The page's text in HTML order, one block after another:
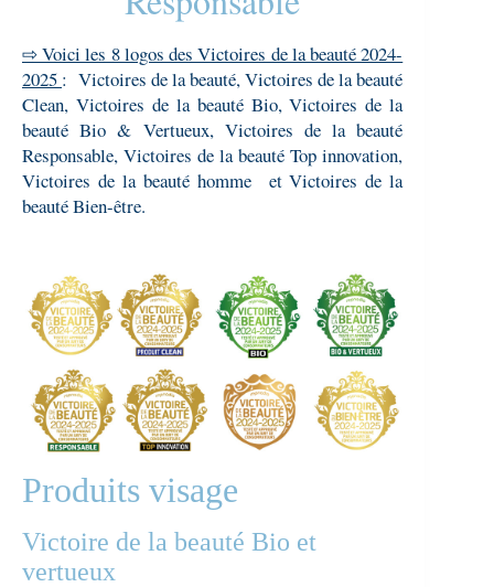
⇨ Voici les 8 logos des Victoires de la beauté 2024-
2025 : Victoires de la beauté, Victoires de la beauté
Clean, Victoires de la beauté Bio, Victoires de la
beauté Bio & Vertueux, Victoires de la beauté
Responsable, Victoires de la beauté Top innovation,
Victoires de la beauté homme et Victoires de la
beauté Bien-être.
Produits visage
Victoire de la beauté Bio et
vertueux